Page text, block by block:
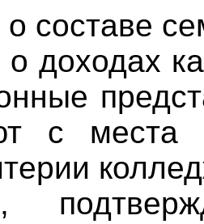
о составе
о доходах
с места